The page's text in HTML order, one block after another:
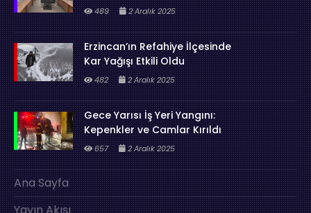
489 2 Aralık 2025
Erzincan’ın Refahiye İlçesinde
Kar Yağışı Etkili Oldu
482 2 Aralık 2025
Gece Yarısı İş Yeri Yangını:
Kepenkler ve Camlar Kırıldı
657 2 Aralık 2025
Ana Sayfa
Yayın Akışı